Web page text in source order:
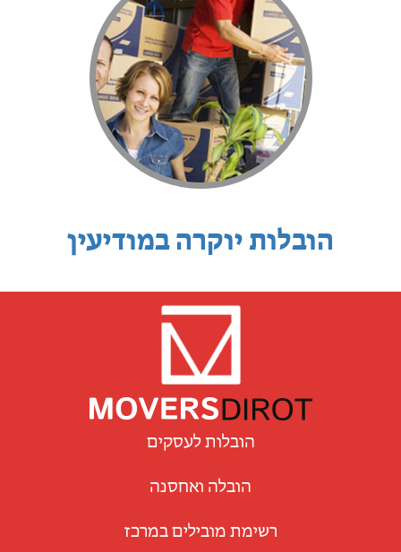
הובלות יוקרה במודיעין
הובלות לעסקים
הובלה ואחסנה
רשימת מובילים במרכז